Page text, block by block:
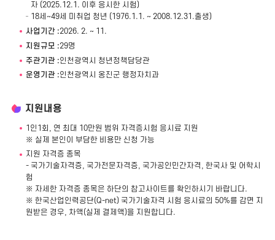
자 (2025.12.1. 이후 응시한 시험)
18세~49세 미취업 청년 (1976.1.1. ~ 2008.12.31.출생)
사업기간 :2026. 2. ~ 11.
지원규모 :29명
주관기관 :인천광역시 청년정책담당관
운영기관 :인천광역시 옹진군 행정자치과
지원내용
1인1회, 연 최대 10만원 범위 자격증시험 응시료 지원
※ 실제 본인이 부담한 비용만 신청 가능
지원 자격증 종목
- 국가기술자격증, 국가전문자격증, 국가공인민간자격, 한국사 및 어학시
험
※ 자세한 자격증 종목은 하단의 참고사이트를 확인하시기 바랍니다.
※ 한국산업인력공단(Q-net) 국가기술자격 시험 응시료의 50%를 감면 지
원받은 경우, 차액(실제 결제액)을 지원합니다.